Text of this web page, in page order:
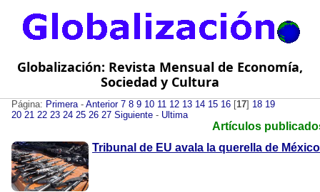
Globalización: Revista Mensual de Economía,
Sociedad y Cultura
Página: Primera- Anterior 7 8 9 10 11 12 13 14 15 16 [17] 18 19
20 21 22 23 24 25 26 27 Siguiente - Ultima
Artículos
Tribunal de EU avala la querella de